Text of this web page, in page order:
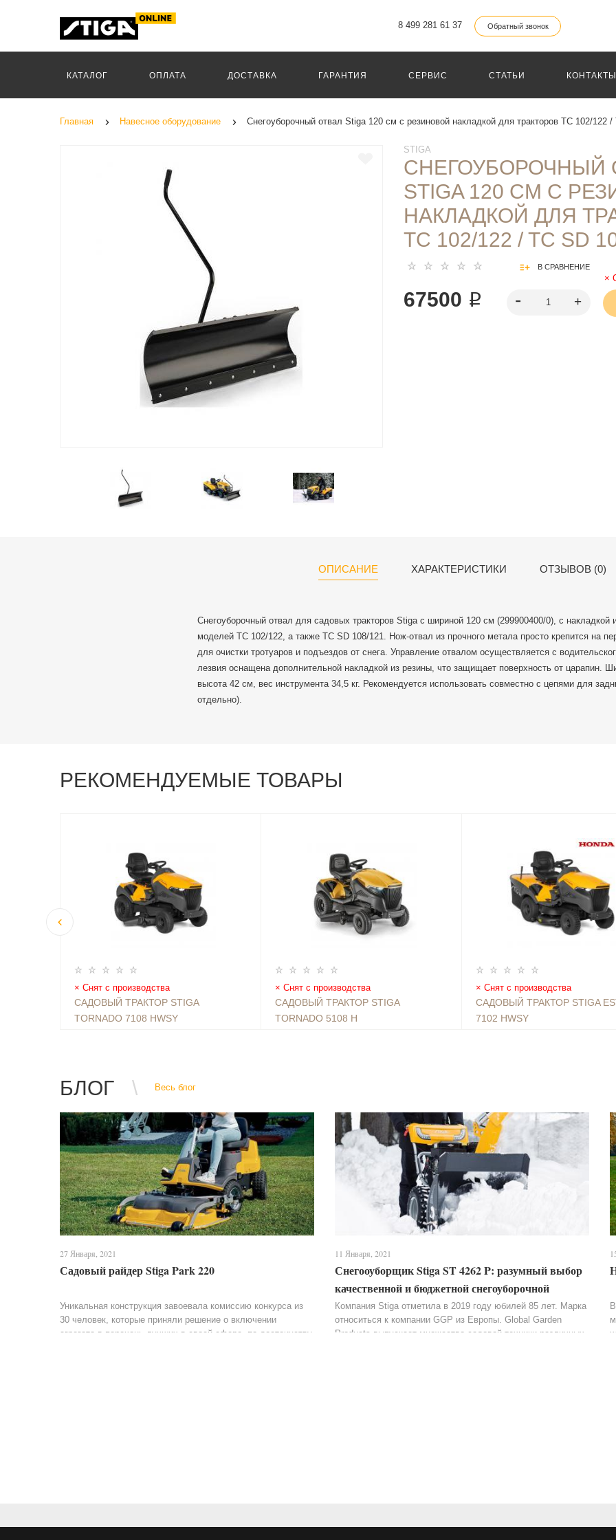
8 499 281 61 37 Обратный звонок
КАТАЛОГ ОПЛАТА ДОСТАВКА ГАРАНТИЯ СЕРВИС СТАТЬИ КОНТАКТЫ
Главная Навесное оборудование Снегоуборочный отвал Stiga 120 см с резиновой накладкой для тракторов TC 102/122
STIGA
СНЕГОУБОРОЧНЫЙ
STIGA 120 СМ С
НАКЛАДКОЙ ДЛЯ
TC 102/122 / TC SD
В СРАВНЕНИЕ
67500 ₽
ОПИСАНИЕ ХАРАКТЕРИСТИКИ ОТЗЫВОВ (0)
Снегоуборочный отвал для садовых тракторов Stiga с шириной 120 см (299900400/0), с накладкой
моделей TC 102/122, а также TC SD 108/121. Нож-отвал из прочного метала просто крепится на
для очистки тротуаров и подъездов от снега. Управление отвалом осуществляется с
лезвия оснащена дополнительной накладкой из резины, что защищает поверхность от царапин.
высота 42 см, вес инструмента 34,5 кг. Рекомендуется использовать совместно с цепями для
отдельно).
РЕКОМЕНДУЕМЫЕ ТОВАРЫ
Снят с производства
САДОВЫЙ ТРАКТОР STIGA
TORNADO 7108 HWSY
Снят с производства
САДОВЫЙ ТРАКТОР STIGA
TORNADO 5108 H
Снят с производства
САДОВЫЙ ТРАКТОР STIGA
7102 HWSY
БЛОГ Весь блог
27 Января, 2021
Садовый райдер Stiga Park 220
Уникальная конструкция завоевала комиссию конкурса из
30 человек, которые приняли решение о включении
агрегата в перечень лучших в своей сфере, по достоинству
11 Января, 2021
Снегооуборщик Stiga ST 4262 P: разумный выбор
качественной и бюджетной снегоуборочной
машины
Компания Stiga отметила в 2019 году юбилей 85 лет. Марка
относиться к компании GGP из Европы. Global Garden
Products выпускает множество садовой техники различных